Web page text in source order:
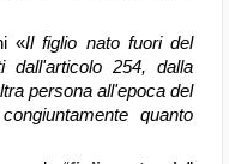
«Il figlio nato fuori del
dall'articolo 254, dalla
persona all'epoca del
quanto